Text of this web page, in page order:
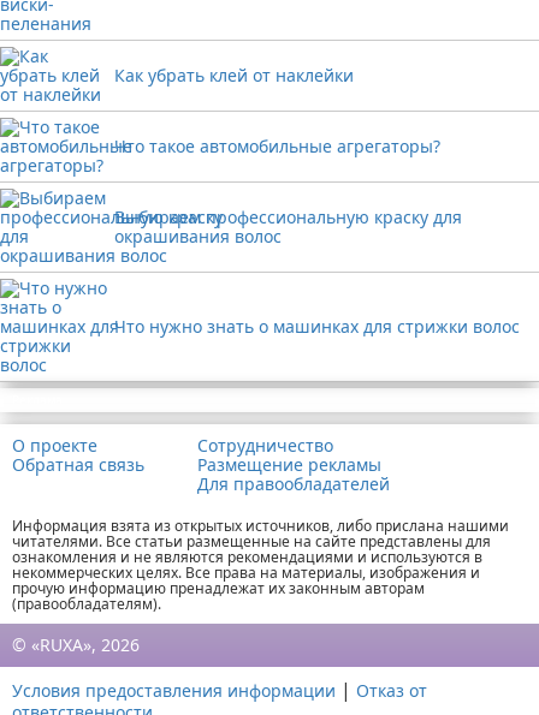
Как убрать клей от наклейки
Что такое автомобильные агрегаторы?
Выбираем профессиональную краску для
окрашивания волос
Что нужно знать о машинках для стрижки волос
О проекте
Обратная связь
Сотрудничество
Размещение рекламы
Для правообладателей
Информация взята из открытых источников, либо прислана нашими
читателями. Все статьи размещенные на сайте представлены для
ознакомления и не являются рекомендациями и используются в
некоммерческих целях. Все права на материалы, изображения и
прочую информацию пренадлежат их законным авторам
(правообладателям).
© «RUXA», 2026
Условия предоставления информации | Отказ от